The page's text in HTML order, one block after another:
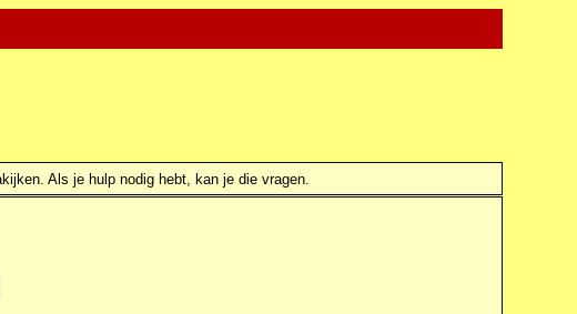
Als je hulp nodig hebt, kan je die vragen.